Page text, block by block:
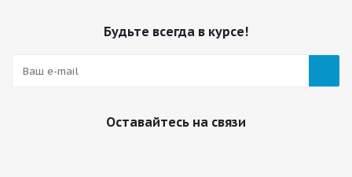
Будьте всегда в курсе!
Оставайтесь на связи